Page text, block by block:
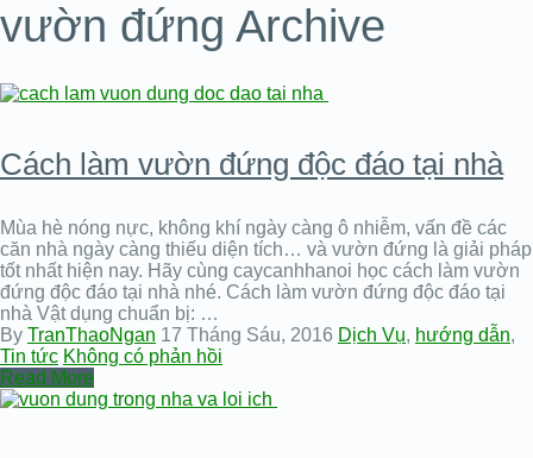
vườn đứng Archive
Cách làm vườn đứng độc đáo tại nhà
Mùa hè nóng nực, không khí ngày càng ô nhiễm, vấn đề các
căn nhà ngày càng thiếu diện tích… và vườn đứng là giải pháp
tốt nhất hiện nay. Hãy cùng caycanhhanoi học cách làm vườn
đứng độc đáo tại nhà nhé. Cách làm vườn đứng độc đáo tại
nhà Vật dụng chuẩn bị: …
By TranThaoNgan 17 Tháng Sáu, 2016 Dịch Vụ, hướng dẫn,
Tin tức Không có phản hồi
Read More